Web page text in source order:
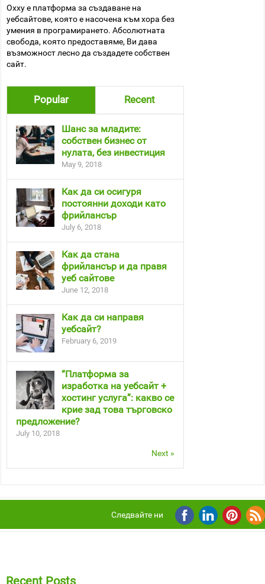
Oxxy е платформа за създаване на
уебсайтове, която е насочена към хора без
умения в програмирането. Абсолютната
свобода, която предоставяме, Ви дава
възможност лесно да създадете собствен
сайт.
Popular Recent
Шанс за младите:
собствен бизнес от
нулата, без инвестиция
May 9, 2018
Как да си осигуря
постоянни доходи като
фрийлансър
July 6, 2018
Как да стана
фрийлансър и да правя
уеб сайтове
June 12, 2018
Как да си направя
уебсайт?
February 6, 2019
“Платформа за
изработка на уебсайт +
хостинг услуга”: какво се
крие зад това търговско
предложение?
July 10, 2018
Next »
Следвайте ни
Recent Posts